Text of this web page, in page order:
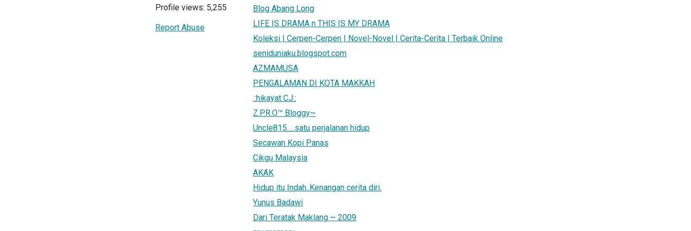
Profile views: 5,255
Report Abuse
Blog Abang Long
LIFE IS DRAMA n THIS IS MY DRAMA
Koleksi | Cerpen-Cerpen | Novel-Novel | Cerita-Cerita | Terbaik Online
seniduniaku.blogspot.com
AZMAMUSA
PENGALAMAN DI KOTA MAKKAH
::hikayat CJ::
Z.P.R.O™ Bloggy~
Uncle815.....satu perjalanan hidup
Secawan Kopi Panas
Cikgu Malaysia
AKAK
Hidup itu Indah..Kenangan cerita diri.
Yunus Badawi
Dari Teratak Maklang ~ 2009